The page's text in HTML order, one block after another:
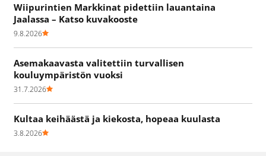
Wiipurintien Markkinat pidettiin lauantaina
Jaalassa – Katso kuvakooste
9.8.2026
Asemakaavasta valitettiin turvallisen
kouluympäristön vuoksi
31.7.2026
Kultaa keihäästä ja kiekosta, hopeaa kuulasta
3.8.2026